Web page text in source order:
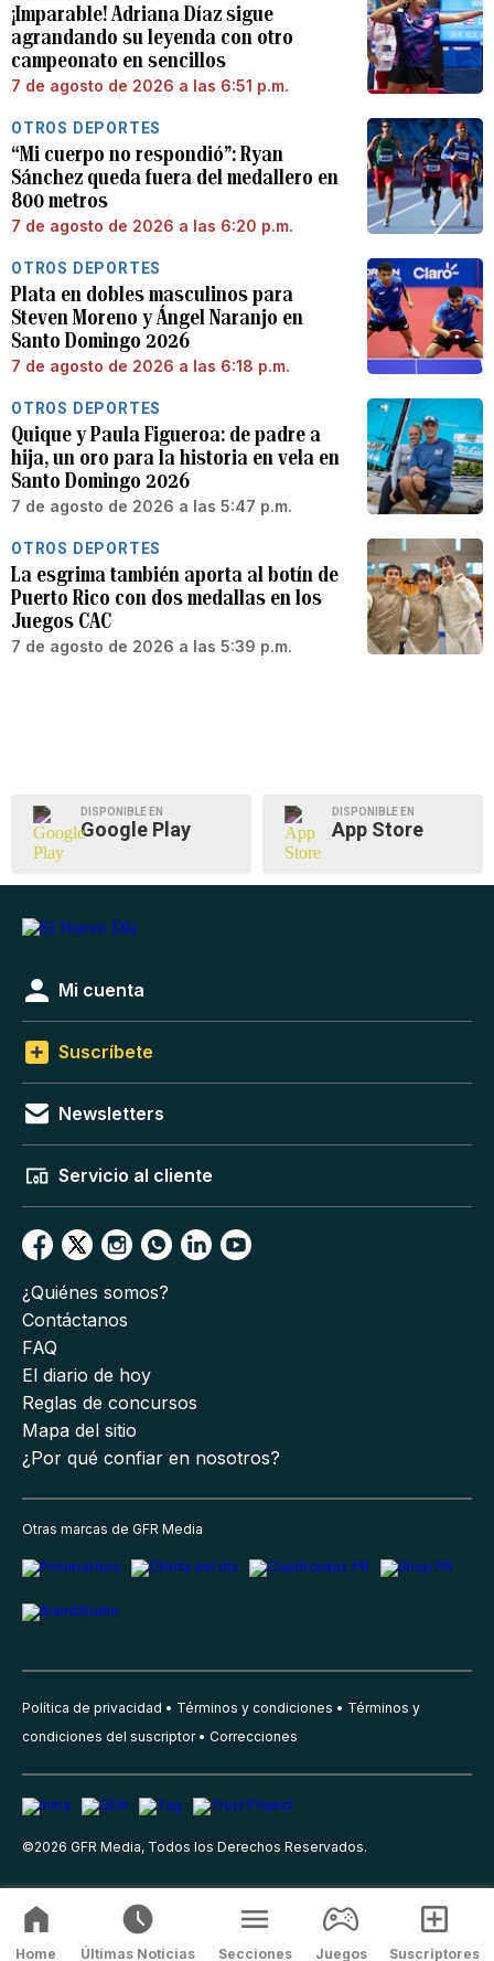
¡Imparable! Adriana Díaz sigue
agrandando su leyenda con otro
campeonato en sencillos
7 de agosto de 2026 a las 6:51 p.m.
OTROS DEPORTES
“Mi cuerpo no respondió”: Ryan
Sánchez queda fuera del medallero en
800 metros
7 de agosto de 2026 a las 6:20 p.m.
OTROS DEPORTES
Plata en dobles masculinos para
Steven Moreno y Ángel Naranjo en
Santo Domingo 2026
7 de agosto de 2026 a las 6:18 p.m.
OTROS DEPORTES
Quique y Paula Figueroa: de padre a
hija, un oro para la historia en vela en
Santo Domingo 2026
7 de agosto de 2026 a las 5:47 p.m.
OTROS DEPORTES
La esgrima también aporta al botín de
Puerto Rico con dos medallas en los
Juegos CAC
7 de agosto de 2026 a las 5:39 p.m.
DISPONIBLE EN
Google Play
DISPONIBLE EN
App Store
Mi cuenta
Suscríbete
Newsletters
Servicio al cliente
¿Quiénes somos?
Contáctanos
FAQ
El diario de hoy
Reglas de concursos
Mapa del sitio
¿Por qué confiar en nosotros?
Otras marcas de GFR Media
Política de privacidad Términos y condiciones
Términos y
condiciones del suscriptor
Correcciones
©2026 GFR Media, Todos los Derechos Reservados.
Home Últimas Noticias Secciones Juegos Suscriptores